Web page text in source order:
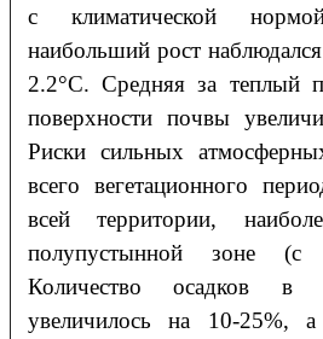
с климатической
наибольший рост
2.2°С. Средняя за теплый
поверхности почвы
Риски сильных
всего вегетационного
всей территории,
полупустынной зоне
Количество осадков в
увеличилось на 10-25%,